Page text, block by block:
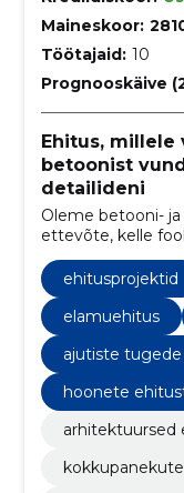
Maineskoor:
Töötajaid: 10
Prognooskäive
Ehitus, millele
betoonist
detailideni
Oleme betooni-
ettevõte, kelle
professionaalne
ehitusprojektid
elamuehitus
ajutiste
hoonete
arhitektuursed